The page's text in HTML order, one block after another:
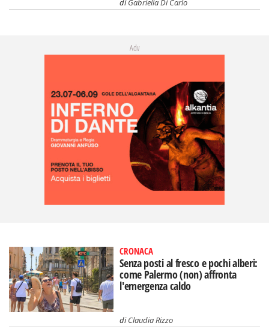
Adv
CRONACA
Senza posti al fresco e pochi alberi:
come Palermo (non) affronta
l'emergenza caldo
diClaudia Rizzo